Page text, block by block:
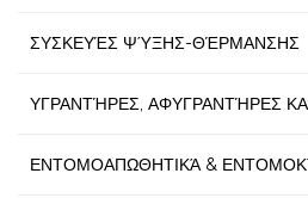
ΣΥΣΚΕΥΈΣ ΨΎΞΗΣ-ΘΈΡΜΑΝΣΗΣ
ΥΓΡΑΝΤΉΡΕΣ, ΑΦΥΓΡΑΝΤΉΡΕΣ
ΕΝΤΟΜΟΑΠΩΘΗΤΙΚΆ &